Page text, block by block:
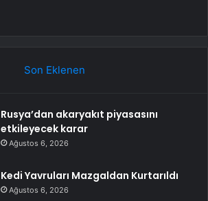
Son Eklenen
Rusya’dan akaryakıt piyasasını
etkileyecek karar
Ağustos 6, 2026
Kedi Yavruları Mazgaldan Kurtarıldı
Ağustos 6, 2026